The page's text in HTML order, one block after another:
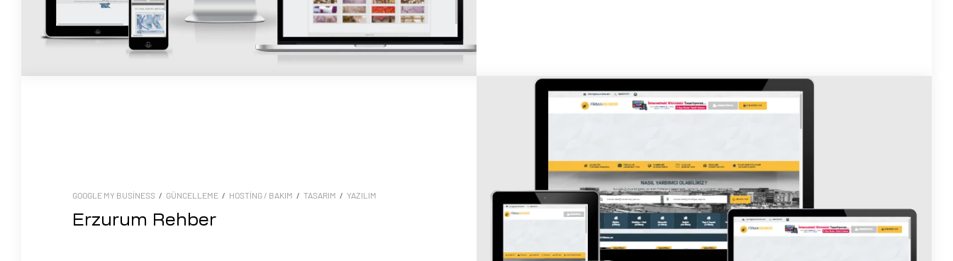
GOOGLE MY BUSINESS / GÜNCELLEME / HOSTING / BAKIM / TASARIM / YAZILIM
Erzurum Rehber